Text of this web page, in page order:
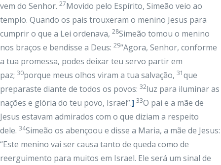
vem do Senhor. 27Movido pelo Espírito, Simeão veio ao
templo. Quando os pais trouxeram o menino Jesus para
cumprir o que a Lei ordenava, 28Simeão tomou o menino
nos braços e bendisse a Deus: 29“Agora, Senhor, conforme
a tua promessa, podes deixar teu servo partir em
paz; 30porque meus olhos viram a tua salvação, 31que
preparaste diante de todos os povos: 32luz para iluminar as
nações e glória do teu povo, Israel”.] 33O pai e a mãe de
Jesus estavam admirados com o que diziam a respeito
dele. 34Simeão os abençoou e disse a Maria, a mãe de Jesus:
“Este menino vai ser causa tanto de queda como de
reerguimento para muitos em Israel. Ele será um sinal de